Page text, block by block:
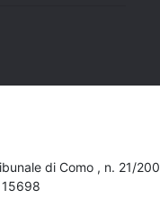
di Como , n. 21/
15698